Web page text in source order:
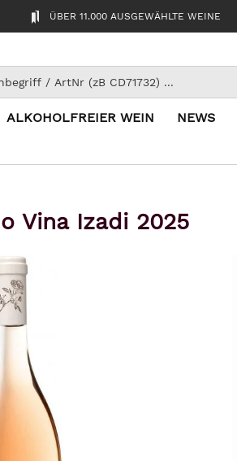
ÜBER 11.000 AUSGEWÄHLTE WEINE
ALKOHOLFREIER WEIN NEWS
Vina Izadi 2025